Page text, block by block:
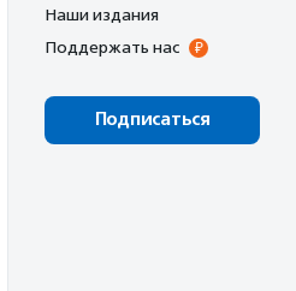
Наши издания
Поддержать нас
Подписаться